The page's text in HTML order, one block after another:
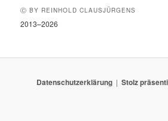
Ⓒ BY REINHOLD CLAUSJÜRGENS
2013–2026
Datenschutzerklärung Stolz